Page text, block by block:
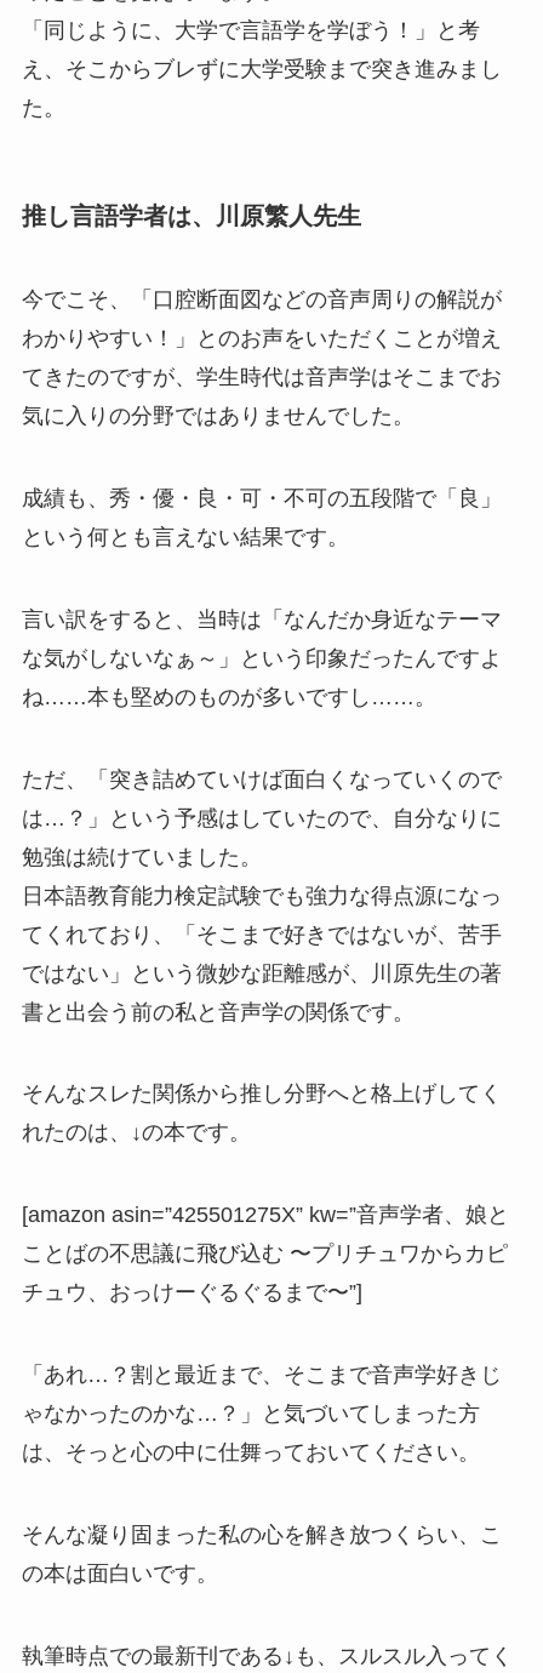
「同じように、大学で言語学を学ぼう！」と考
え、そこからブレずに大学受験まで突き進みまし
た。
推し言語学者は、川原繁人先生
今でこそ、「口腔断面図などの音声周りの解説が
わかりやすい！」とのお声をいただくことが増え
てきたのですが、学生時代は音声学はそこまでお
気に入りの分野ではありませんでした。
成績も、秀・優・良・可・不可の五段階で「良」
という何とも言えない結果です。
言い訳をすると、当時は「なんだか身近なテーマ
な気がしないなぁ～」という印象だったんですよ
ね……本も堅めのものが多いですし……。
ただ、「突き詰めていけば面白くなっていくので
は…？」という予感はしていたので、自分なりに
勉強は続けていました。
日本語教育能力検定試験でも強力な得点源になっ
てくれており、「そこまで好きではないが、苦手
ではない」という微妙な距離感が、川原先生の著
書と出会う前の私と音声学の関係です。
そんなスレた関係から推し分野へと格上げしてく
れたのは、↓の本です。
[amazon asin=”425501275X” kw=”音声学者、娘と
ことばの不思議に飛び込む 〜プリチュワからカピ
チュウ、おっけーぐるぐるまで〜”]
「あれ…？割と最近まで、そこまで音声学好きじ
ゃなかったのかな…？」と気づいてしまった方
は、そっと心の中に仕舞っておいてください。
そんな凝り固まった私の心を解き放つくらい、こ
の本は面白いです。
執筆時点での最新刊である↓も、スルスル入ってく